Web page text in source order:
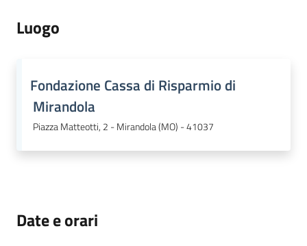
Luogo
Fondazione Cassa di Risparmio di
Mirandola
Piazza Matteotti, 2 - Mirandola (MO) - 41037
Date e orari